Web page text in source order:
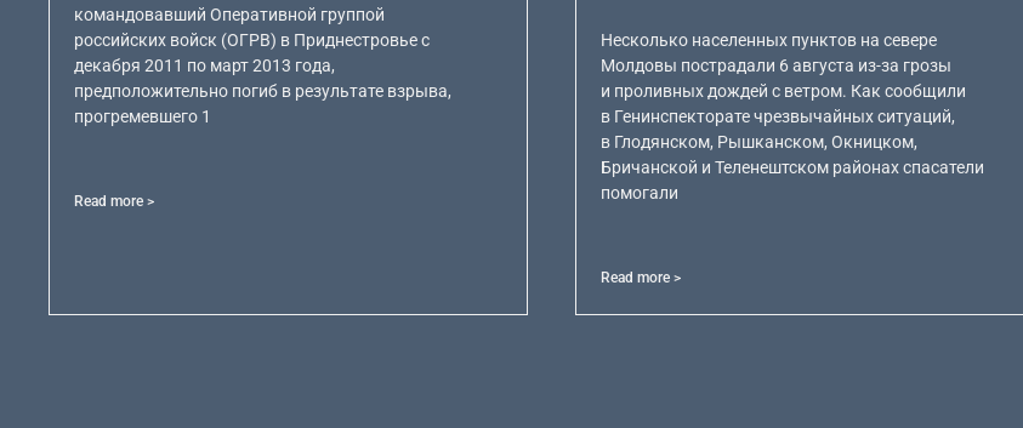
командовавший Оперативной группой
российских войск (ОГРВ) в Приднестровье с
декабря 2011 по март 2013 года,
предположительно погиб в результате взрыва,
прогремевшего 1
Read more >
Несколько населенных пунктов на севере
Молдовы пострадали 6 августа из-за грозы
и проливных дождей с ветром. Как сообщили
в Генинспекторате чрезвычайных ситуаций,
в Глодянском, Рышканском, Окницком,
Бричанской и Теленештском районах спасатели
помогали
Read more >